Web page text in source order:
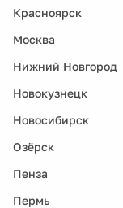
Красноярск
Москва
Нижний Новгород
Новокузнецк
Новосибирск
Озёрск
Пенза
Пермь